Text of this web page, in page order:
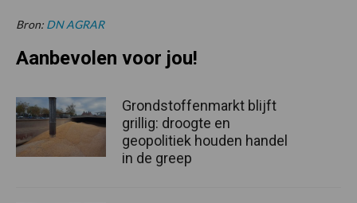
Bron: DN AGRAR
Aanbevolen voor jou!
Grondstoffenmarkt blijft
grillig: droogte en
geopolitiek houden handel
in de greep